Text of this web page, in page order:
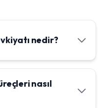
nedir?
nasıl